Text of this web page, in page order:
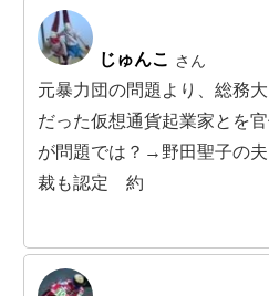
じゅんこ さん
元暴力団の問題より、総務
だった仮想通貨起業家とを
が問題では？→野田聖子の
裁も認定 約